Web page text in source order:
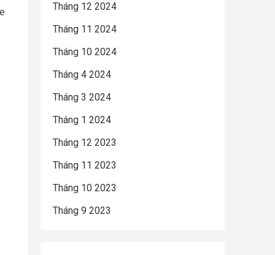
Tháng 12 2024
Tháng 11 2024
Tháng 10 2024
Tháng 4 2024
Tháng 3 2024
Tháng 1 2024
Tháng 12 2023
Tháng 11 2023
Tháng 10 2023
Tháng 9 2023